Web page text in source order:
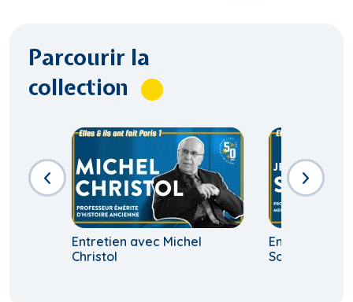
Parcourir la
collection
Entretien avec Michel
Christol
Entretien
Sodini